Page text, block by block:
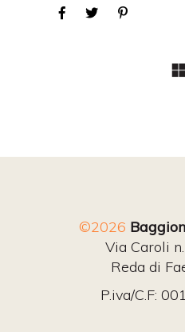
©2026
Via Caroli
Reda di
P.iva/C.F: